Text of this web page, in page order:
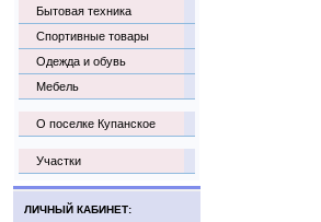
Бытовая техника
Спортивные товары
Одежда и обувь
Мебель
О поселке Купанское
Участки
ЛИЧНЫЙ КАБИНЕТ: